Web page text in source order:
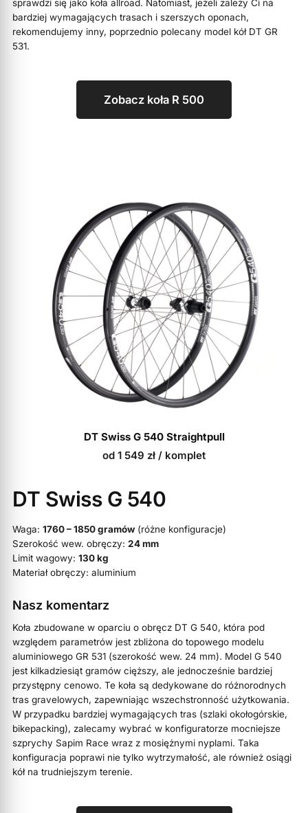
sprawdzi się jako koła allroad. Natomiast, jeżeli zależy Ci na
bardziej wymagających trasach i szerszych oponach,
rekomendujemy inny, poprzednio polecany model kół DT GR
531.
Zobacz koła R 500
DT Swiss G 540 Straightpull
od 1 549 zł / komplet
DT Swiss G 540
Waga:1760 – 1850 gramów (różne konfiguracje)
Szerokość wew. obręczy:24 mm
Limit wagowy:130 kg
Materiał obręczy: aluminium
Nasz komentarz
Koła zbudowane w oparciu o obręcz DT G 540, która pod
względem parametrów jest zbliżona do topowego modelu
aluminiowego GR 531 (szerokość wew. 24 mm). Model G 540
jest kilkadziesiąt gramów cięższy, ale jednocześnie bardziej
przystępny cenowo. Te koła są dedykowane do różnorodnych
tras gravelowych, zapewniając wszechstronność użytkowania.
W przypadku bardziej wymagających tras (szlaki okołogórskie,
bikepacking), zalecamy wybrać w konfiguratorze mocniejsze
szprychy Sapim Race wraz z mosiężnymi nyplami. Taka
konfiguracja poprawi nie tylko wytrzymałość, ale również osiągi
kół na trudniejszym terenie.